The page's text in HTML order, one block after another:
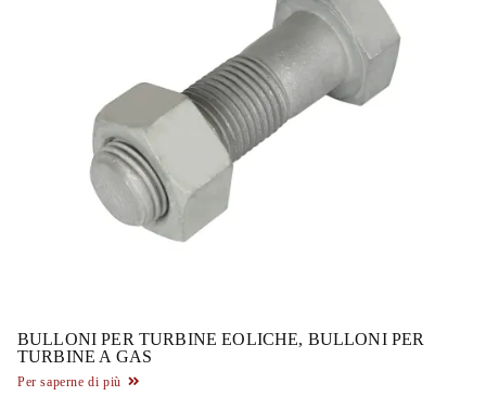
BULLONI PER TURBINE EOLICHE, BULLONI PER
TURBINE A GAS
Per saperne di più